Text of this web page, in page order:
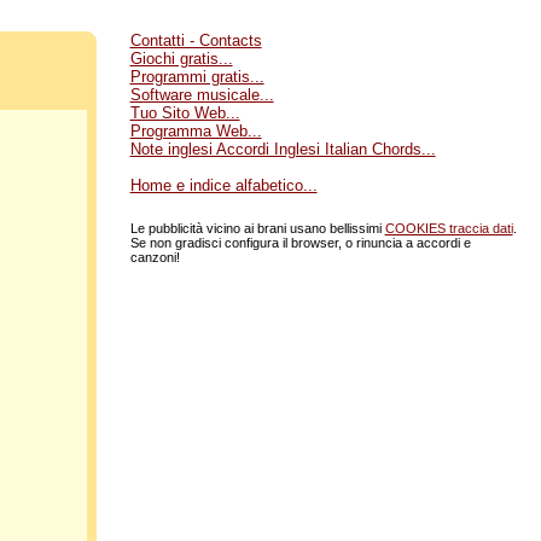
Contatti - Contacts
Giochi gratis...
Programmi gratis...
Software musicale...
Tuo Sito Web...
Programma Web...
Note inglesi Accordi Inglesi Italian Chords...
Home e indice alfabetico...
Le pubblicità vicino ai brani usano bellissimi COOKIES traccia dati.
Se non gradisci configura il browser, o rinuncia a accordi e
canzoni!